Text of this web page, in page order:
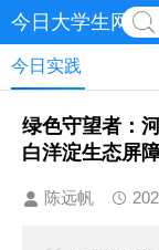
今日大学生网-
今日实践
绿色守望者：
白洋淀生态屏
陈远帆